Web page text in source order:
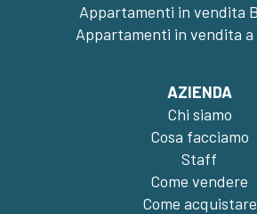
Appartamenti in vendita
Appartamenti in vendita a
AZIENDA
Chi siamo
Cosa facciamo
Staff
Come vendere
Come acquistare